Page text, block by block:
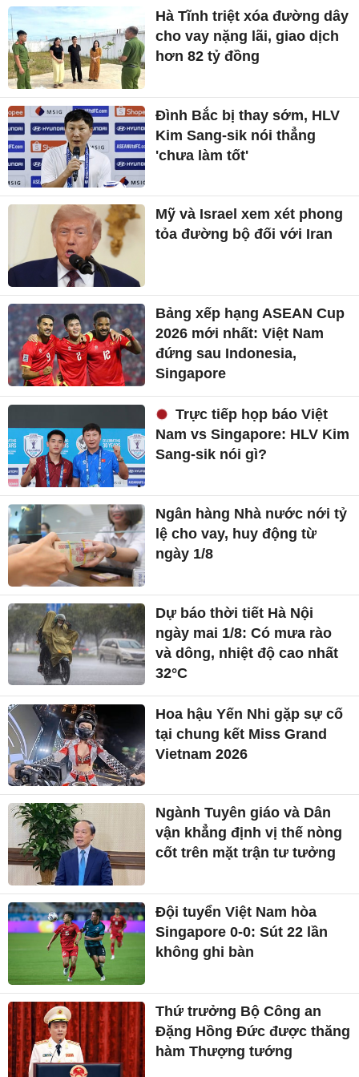
Hà Tĩnh triệt xóa đường dây
cho vay nặng lãi, giao dịch
hơn 82 tỷ đồng
Đình Bắc bị thay sớm, HLV
Kim Sang-sik nói thẳng
'chưa làm tốt'
Mỹ và Israel xem xét phong
tỏa đường bộ đối với Iran
Bảng xếp hạng ASEAN Cup
2026 mới nhất: Việt Nam
đứng sau Indonesia,
Singapore
Trực tiếp họp báo Việt
Nam vs Singapore: HLV Kim
Sang-sik nói gì?
Ngân hàng Nhà nước nới tỷ
lệ cho vay, huy động từ
ngày 1/8
Dự báo thời tiết Hà Nội
ngày mai 1/8: Có mưa rào
và dông, nhiệt độ cao nhất
32°C
Hoa hậu Yến Nhi gặp sự cố
tại chung kết Miss Grand
Vietnam 2026
Ngành Tuyên giáo và Dân
vận khẳng định vị thế nòng
cốt trên mặt trận tư tưởng
Đội tuyển Việt Nam hòa
Singapore 0-0: Sút 22 lần
không ghi bàn
Thứ trưởng Bộ Công an
Đặng Hồng Đức được thăng
hàm Thượng tướng